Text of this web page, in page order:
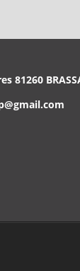
81260